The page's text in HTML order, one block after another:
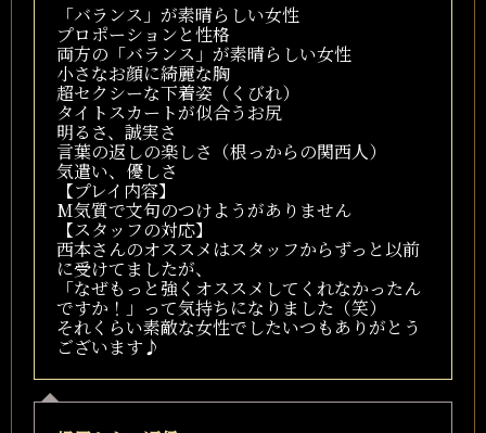
「バランス」が素晴らしい女性
プロポーションと性格
両方の「バランス」が素晴らしい女性
小さなお顔に綺麗な胸
超セクシーな下着姿（くびれ）
タイトスカートが似合うお尻
明るさ、誠実さ
言葉の返しの楽しさ（根っからの関西人）
気遣い、優しさ
【プレイ内容】
M気質で文句のつけようがありません
【スタッフの対応】
西本さんのオススメはスタッフからずっと以前
に受けてましたが、
「なぜもっと強くオススメしてくれなかったん
ですか！」って気持ちになりました（笑）
それくらい素敵な女性でしたいつもありがとう
ございます♪